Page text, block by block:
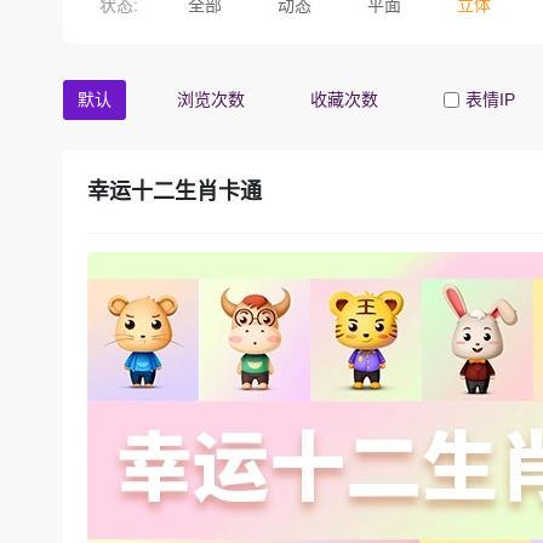
状态: 全部 动态 平面 立体
默认 浏览次数 收藏次数 表情IP
幸运十二生肖卡通